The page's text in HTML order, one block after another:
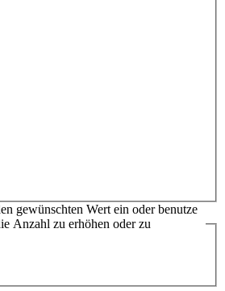
gewünschten Wert ein oder benutze
Anzahl zu erhöhen oder zu